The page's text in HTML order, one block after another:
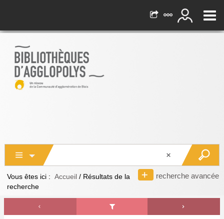
recherche avancée
Vous êtes ici : Accueil / Résultats de la
recherche